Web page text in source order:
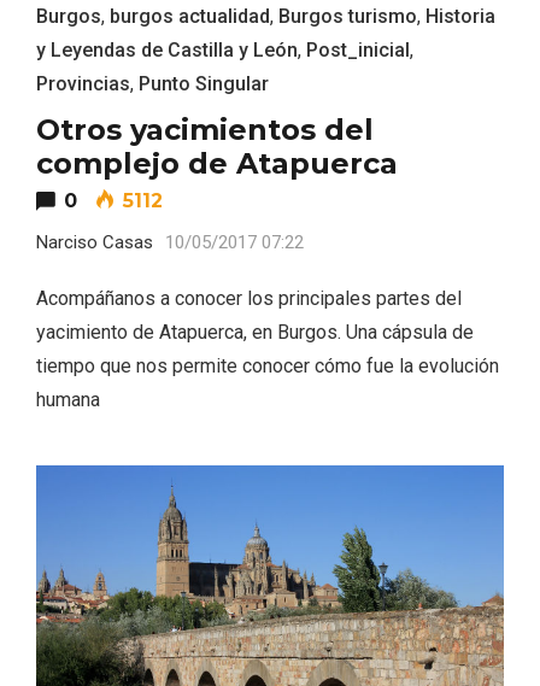
Burgos, burgos actualidad, Burgos turismo, Historia
y Leyendas de Castilla y León, Post_inicial,
Provincias, Punto Singular
Otros yacimientos del
complejo de Atapuerca
0 5112
Narciso Casas 10/05/2017 07:22
Acompáñanos a conocer los principales partes del
yacimiento de Atapuerca, en Burgos. Una cápsula de
tiempo que nos permite conocer cómo fue la evolución
humana
el Vino y Yo’
Feria del Vino de Toro 2026; descubre
“Otros Vinos de Toro”